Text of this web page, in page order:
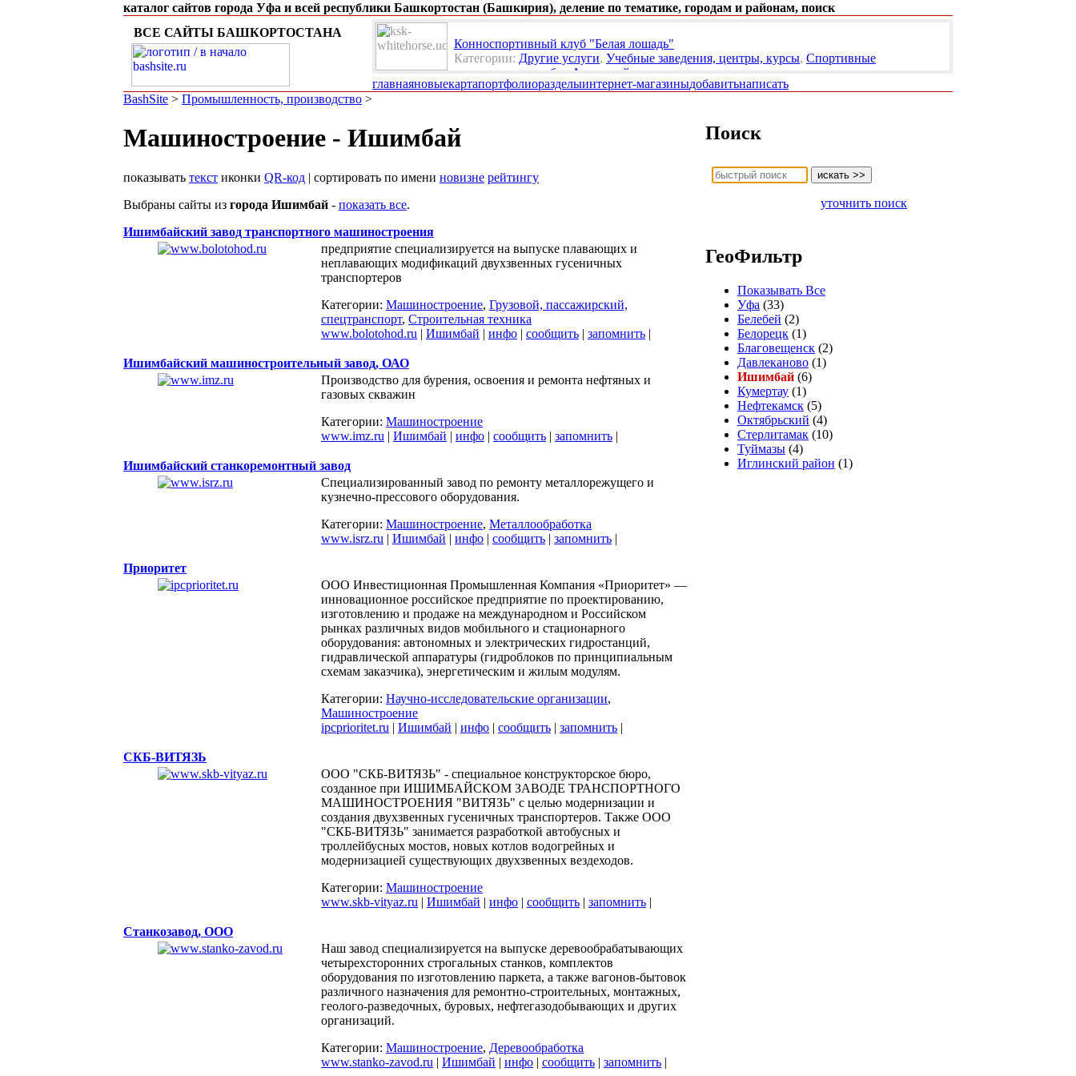
каталог сайтов города Уфа и всей республики Башкортостан (Башкирия), деление по тематике, городам и районам, поиск
ВСЕ САЙТЫ БАШКОРТОСТАНА
Конноспортивный клуб "Белая лошадь"
Категории: Другие услуги, Учебные заведения, центры, курсы, Спортивные
организации, клубы
Активный отдых, туризм
главнаяновыекартапортфолиоразделыинтернет-магазиныдобавитьнаписать
BashSite > Промышленность, производство >
Машиностроение - Ишимбай
показывать текст иконки QR-код | сортировать по имени новизне рейтингу
Выбраны сайты из города Ишимбай - показать все.
Ишимбайский завод транспортного машиностроения
предприятие специализируется на выпуске плавающих и
неплавающих модификаций двухзвенных гусеничных
транспортеров
Категории: Машиностроение, Грузовой, пассажирский,
спецтранспорт, Строительная техника
www.bolotohod.ru | Ишимбай | инфо | сообщить | запомнить |
Ишимбайский машиностроительный завод, ОАО
Производство для бурения, освоения и ремонта нефтяных и
газовых скважин
Категории: Машиностроение
www.imz.ru | Ишимбай | инфо | сообщить | запомнить |
Ишимбайский станкоремонтный завод
Специализированный завод по ремонту металлорежущего и
кузнечно-прессового оборудования.
Категории: Машиностроение, Металлообработка
www.isrz.ru | Ишимбай | инфо | сообщить | запомнить |
Приоритет
ООО Инвестиционная Промышленная Компания «Приоритет» —
инновационное российское предприятие по проектированию,
изготовлению и продаже на международном и Российском
рынках различных видов мобильного и стационарного
оборудования: автономных и электрических гидростанций,
гидравлической аппаратуры (гидроблоков по принципиальным
схемам заказчика), энергетическим и жилым модулям.
Категории: Научно-исследовательские организации,
Машиностроение
ipcprioritet.ru | Ишимбай | инфо | сообщить | запомнить |
СКБ-ВИТЯЗЬ
ООО "СКБ-ВИТЯЗЬ" - специальное конструкторское бюро,
созданное при ИШИМБАЙСКОМ ЗАВОДЕ ТРАНСПОРТНОГО
МАШИНОСТРОЕНИЯ "ВИТЯЗЬ" с целью модернизации и
создания двухзвенных гусеничных транспортеров. Также ООО
"СКБ-ВИТЯЗЬ" занимается разработкой автобусных и
троллейбусных мостов, новых котлов водогрейных и
модернизацией существующих двухзвенных вездеходов.
Категории: Машиностроение
www.skb-vityaz.ru | Ишимбай | инфо | сообщить | запомнить |
Станкозавод, ООО
Наш завод специализируется на выпуске деревообрабатывающих
четырехсторонних строгальных станков, комплектов
оборудования по изготовлению паркета, а также вагонов-бытовок
различного назначения для ремонтно-строительных, монтажных,
геолого-разведочных, буровых, нефтегазодобывающих и других
организаций.
Категории: Машиностроение, Деревообработка
www.stanko-zavod.ru | Ишимбай | инфо | сообщить | запомнить |
Поиск
уточнить поиск
ГеоФильтр
Показывать Все
Уфа (33)
Белебей (2)
Белорецк (1)
Благовещенск (2)
Давлеканово (1)
Ишимбай (6)
Кумертау (1)
Нефтекамск (5)
Октябрьский (4)
Стерлитамак (10)
Туймазы (4)
Иглинский район (1)